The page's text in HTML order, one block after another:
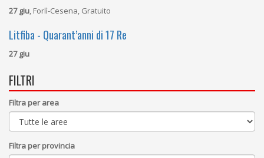
27 giu, Forlì-Cesena, Gratuito
Litfiba - Quarant’anni di 17 Re
27 giu
FILTRI
Filtra per area
Filtra per provincia